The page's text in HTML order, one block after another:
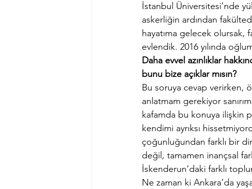
İstanbul Üniversitesi’nde
askerliğin ardından
hayatıma gelecek olursak,
evlendik. 2016 yılında
Daha evvel azınlıklar
bunu bize açıklar mısın?
Bu soruya cevap verirken,
anlatmam gerekiyor
kafamda bu konuya ilişkin
kendimi ayrıksı
çoğunluğundan farklı bir
değil, tamamen inançsal
İskenderun’daki farklı
Ne zaman ki Ankara’da